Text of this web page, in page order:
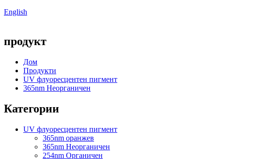
English
продукт
Дом
Продукти
UV флуоресцентен пигмент
365nm Неорганичен
Категории
UV флуоресцентен пигмент
365nm оранжев
365nm Неорганичен
254nm Органичен